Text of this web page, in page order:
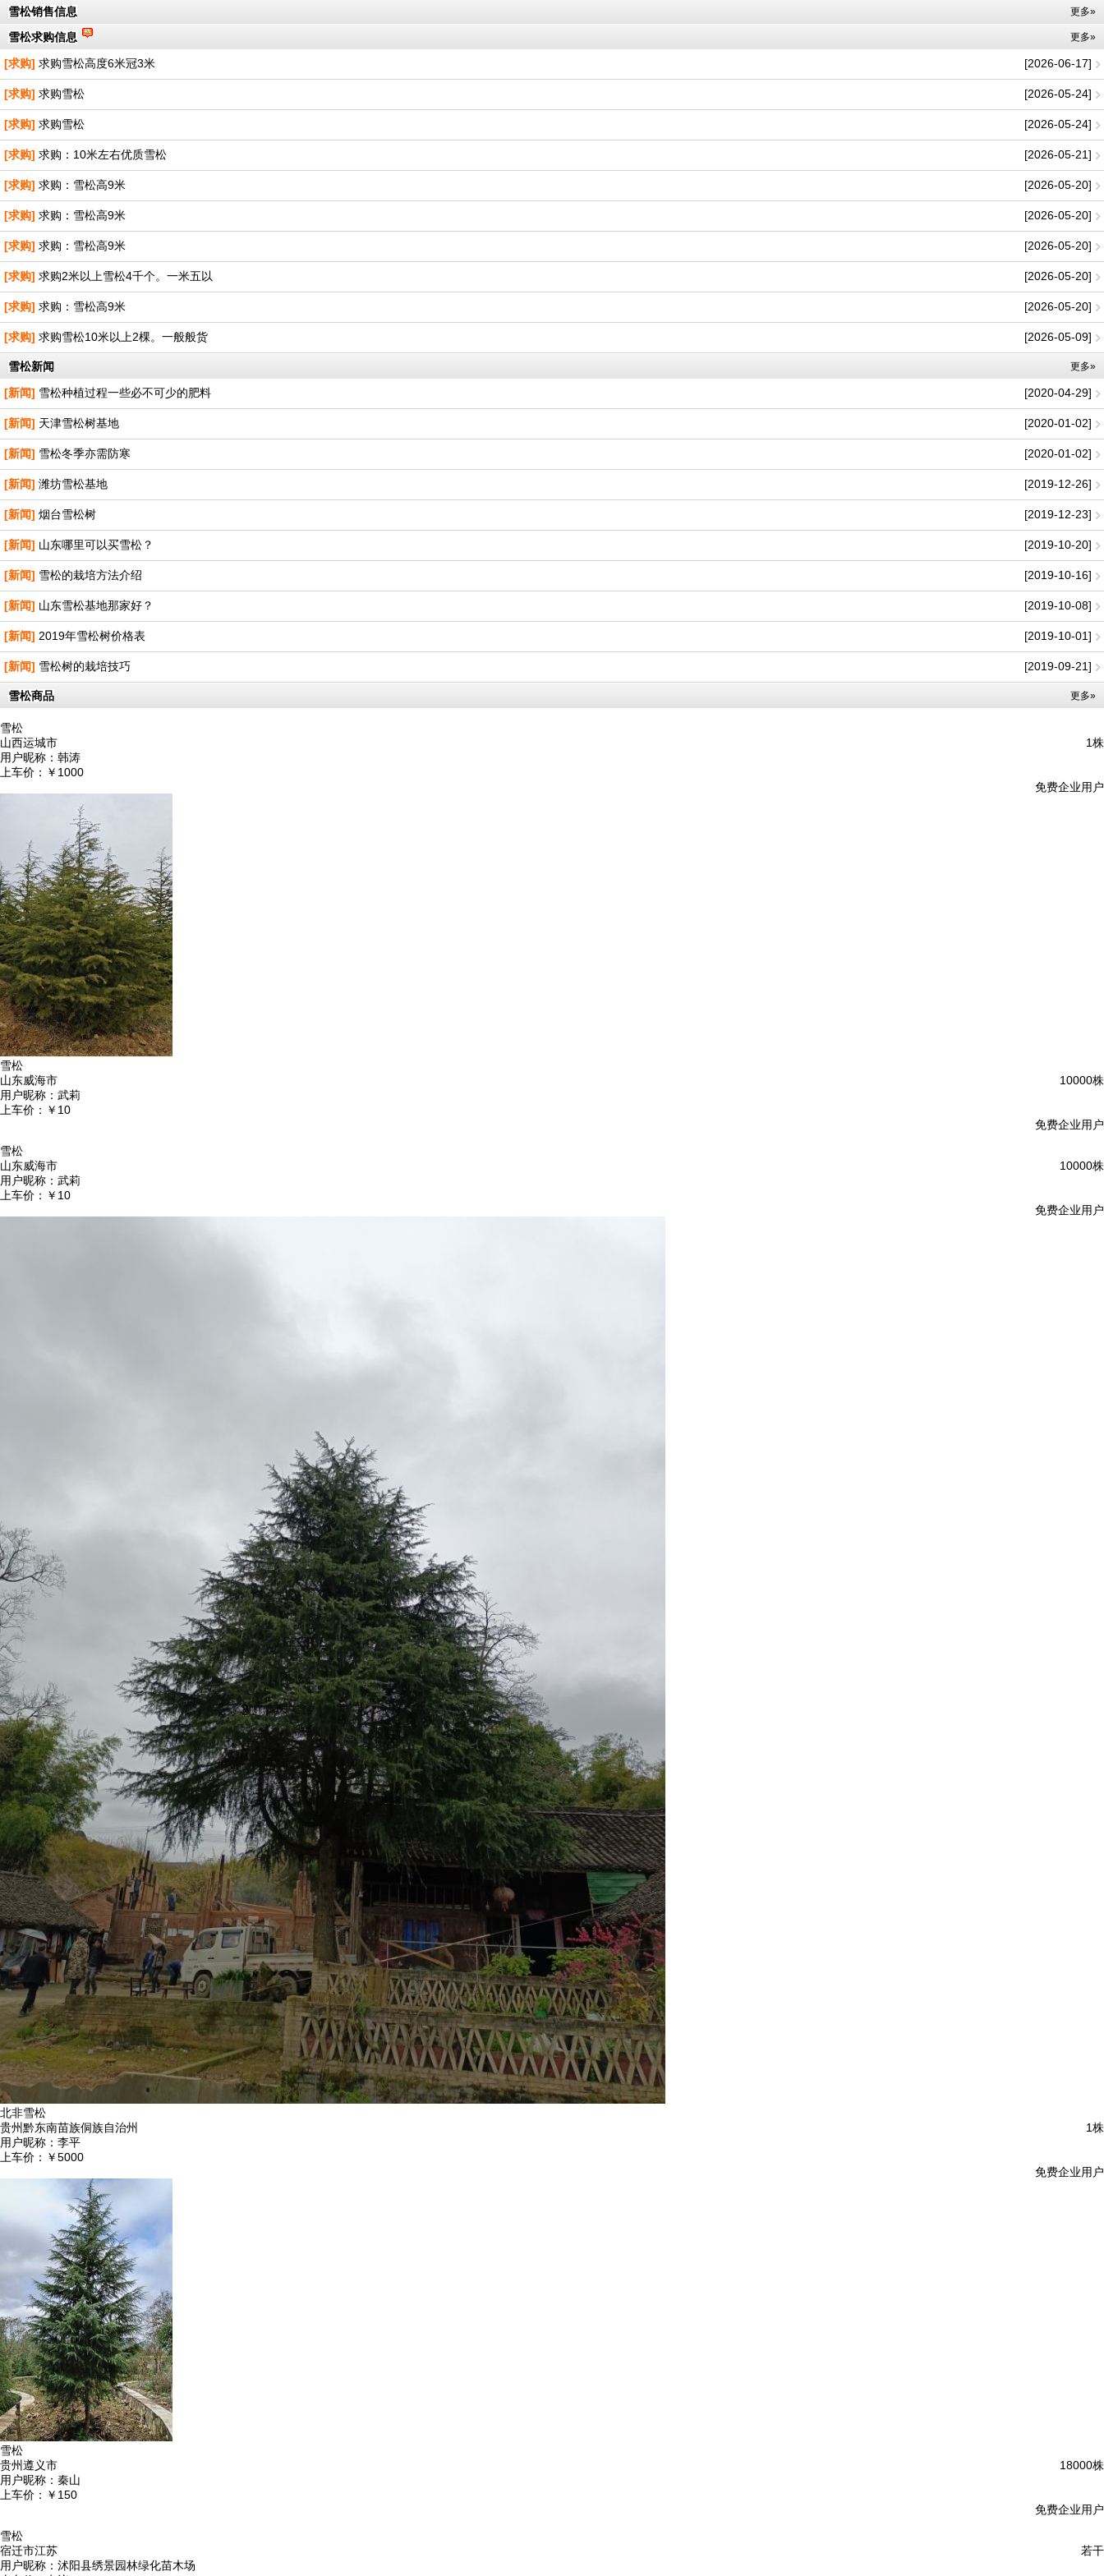
雪松销售信息 更多»
雪松求购信息 更多»
[2026-06-17]
[求购] 求购雪松高度6米冠3米
[2026-05-24]
[求购] 求购雪松
[2026-05-24]
[求购] 求购雪松
[2026-05-21]
[求购] 求购：10米左右优质雪松
[2026-05-20]
[求购] 求购：雪松高9米
[2026-05-20]
[求购] 求购：雪松高9米
[2026-05-20]
[求购] 求购：雪松高9米
[2026-05-20]
[求购] 求购2米以上雪松4千个。一米五以
[2026-05-20]
[求购] 求购：雪松高9米
[2026-05-09]
[求购] 求购雪松10米以上2棵。一般般货
雪松新闻 更多»
[2020-04-29]
[新闻] 雪松种植过程一些必不可少的肥料
[2020-01-02]
[新闻] 天津雪松树基地
[2020-01-02]
[新闻] 雪松冬季亦需防寒
[2019-12-26]
[新闻] 潍坊雪松基地
[2019-12-23]
[新闻] 烟台雪松树
[2019-10-20]
[新闻] 山东哪里可以买雪松？
[2019-10-16]
[新闻] 雪松的栽培方法介绍
[2019-10-08]
[新闻] 山东雪松基地那家好？
[2019-10-01]
[新闻] 2019年雪松树价格表
[2019-09-21]
[新闻] 雪松树的栽培技巧
雪松商品 更多»
雪松
1株
山西运城市
用户昵称： 韩涛
上车价： ￥1000
免费企业用户
雪松
10000株
山东威海市
用户昵称： 武莉
上车价： ￥10
免费企业用户
雪松
10000株
山东威海市
用户昵称： 武莉
上车价： ￥10
免费企业用户
北非雪松
1株
贵州黔东南苗族侗族自治州
用户昵称： 李平
上车价： ￥5000
免费企业用户
雪松
18000株
贵州遵义市
用户昵称： 秦山
上车价： ￥150
免费企业用户
雪松
若干
宿迁市江苏
用户昵称： 沭阳县绣景园林绿化苗木场